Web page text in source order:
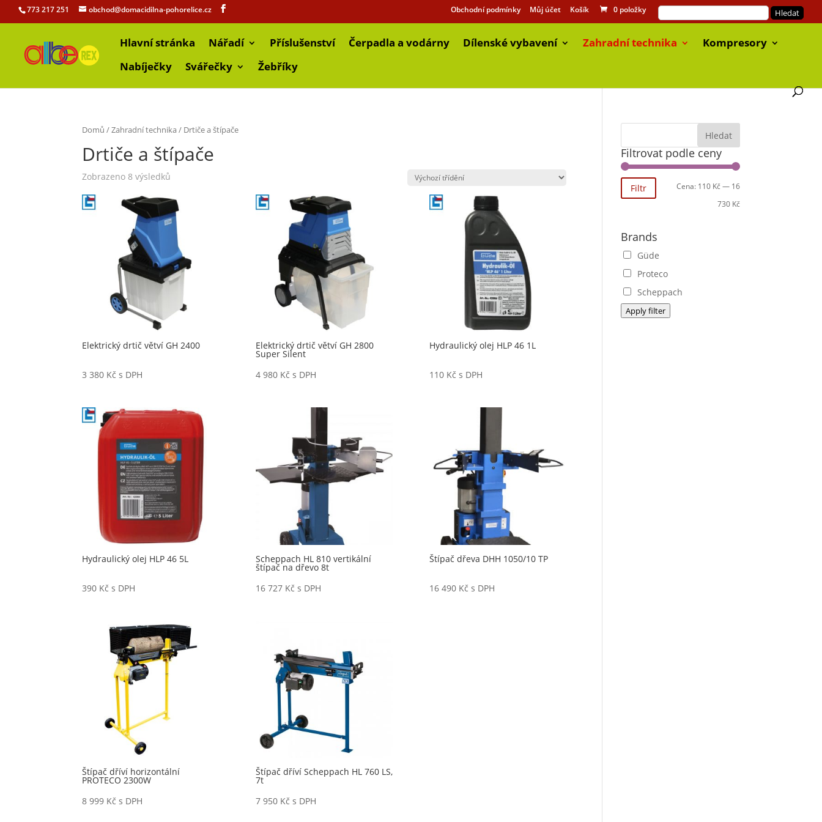
773 217 251 obchod@domacidilna-pohorelice.cz Obchodní podmínky Můj účet Košík 0 položky
Hlavní stránka Nářadí Příslušenství Čerpadla a vodárny Dílenské vybavení Zahradní technika
Kompresory
Nabíječky
Svářečky Žebříky
Domů /Zahradní technika/ Drtiče a štípače
Drtiče a štípače
Zobrazeno 8 výsledků
Elektrický drtič větví GH 2400
3 380 Kč s DPH
Elektrický drtič větví GH 2800
Super Silent
4 980 Kč s DPH
Hydraulický olej HLP 46 1L
110 Kč s DPH
Hydraulický olej HLP 46 5L
390 Kč s DPH
Scheppach HL 810 vertikální
štípač na dřevo 8t
16 727 Kč s DPH
Štípač dřeva DHH 1050/10 TP
16 490 Kč s DPH
Štípač dříví horizontální
PROTECO 2300W
8 999 Kč s DPH
Štípač dříví Scheppach HL 760 LS,
7t
7 950 Kč s DPH
Filtrovat podle ceny
Filtr Cena: 110 Kč— 16
730 Kč
Brands
Güde
Proteco
Scheppach
Apply filter